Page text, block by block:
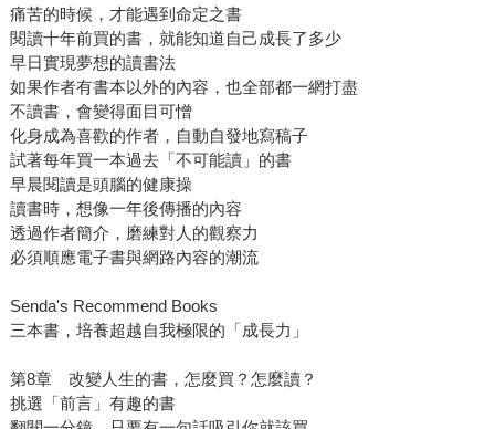
痛苦的時候，才能遇到命定之書
閱讀十年前買的書，就能知道自己成長了多少
早日實現夢想的讀書法
如果作者有書本以外的內容，也全部都一網打盡
不讀書，會變得面目可憎
化身成為喜歡的作者，自動自發地寫稿子
試著每年買一本過去「不可能讀」的書
早晨閱讀是頭腦的健康操
讀書時，想像一年後傳播的內容
透過作者簡介，磨練對人的觀察力
必須順應電子書與網路內容的潮流
Senda's Recommend Books
三本書，培養超越自我極限的「成長力」
第8章 改變人生的書，怎麼買？怎麼讀？
挑選「前言」有趣的書